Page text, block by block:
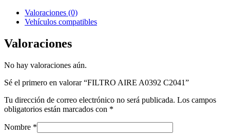
Valoraciones (0)
Vehículos compatibles
Valoraciones
No hay valoraciones aún.
Sé el primero en valorar “FILTRO AIRE A0392 C2041”
Tu dirección de correo electrónico no será publicada. Los campos
obligatorios están marcados con *
Nombre *